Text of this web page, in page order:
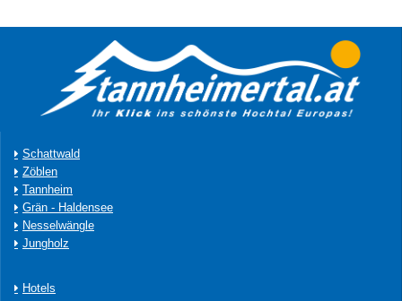
Schattwald
Zöblen
Tannheim
Grän - Haldensee
Nesselwängle
Jungholz
Hotels